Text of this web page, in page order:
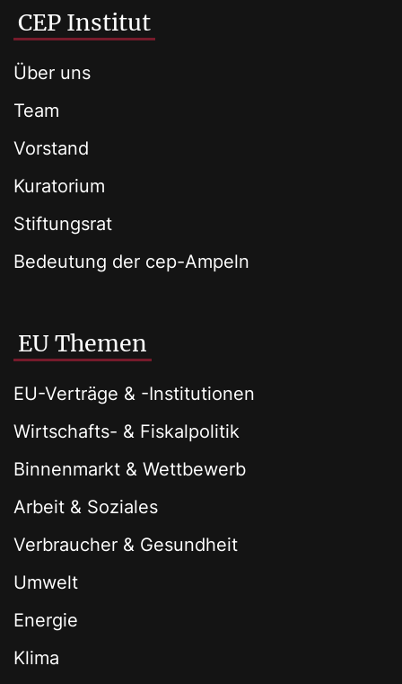
CEP Institut
Über uns
Team
Vorstand
Kuratorium
Stiftungsrat
Bedeutung der cep-Ampeln
EU Themen
EU-Verträge & -Institutionen
Wirtschafts- & Fiskalpolitik
Binnenmarkt & Wettbewerb
Arbeit & Soziales
Verbraucher & Gesundheit
Umwelt
Energie
Klima